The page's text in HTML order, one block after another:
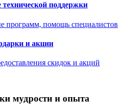
технической поддержки
программ, помощь специалистов
и акции
скидок и акций
мудрости и опыта